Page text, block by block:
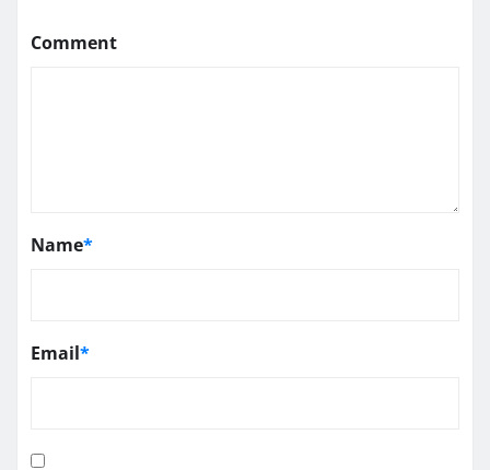
Comment
Name*
Email*